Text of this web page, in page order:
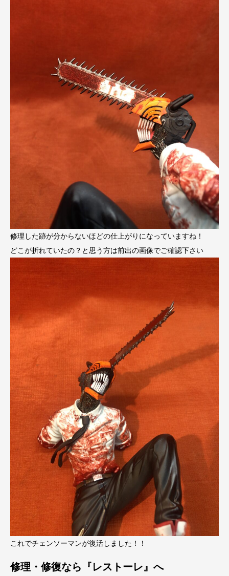
修理した跡が分からないほどの仕上がりになっていますね！
どこが折れていたの？と思う方は前出の画像でご確認下さい
これでチェンソーマンが復活しました！！
修理・修復なら『レストーレ』へ